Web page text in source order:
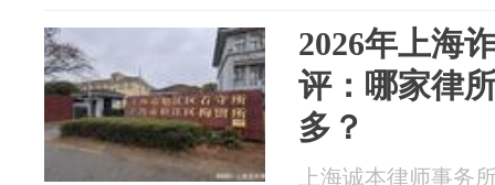
2026年上海
评：哪家律
多？
上海诚本律师事务